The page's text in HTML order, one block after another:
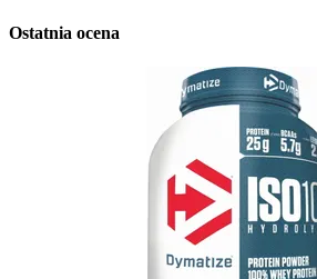
Ostatnia ocena